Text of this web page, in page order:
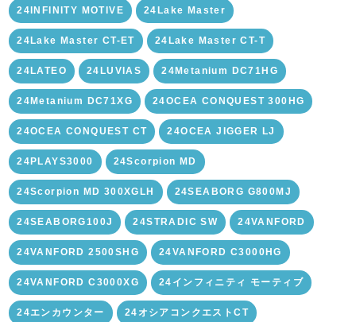
24INFINITY MOTIVE 24Lake Master
24Lake Master CT-ET 24Lake Master CT-T
24LATEO 24LUVIAS 24Metanium DC71HG
24Metanium DC71XG 24OCEA CONQUEST 300HG
24OCEA CONQUEST CT 24OCEA JIGGER LJ
24PLAYS3000 24Scorpion MD
24Scorpion MD 300XGLH 24SEABORG G800MJ
24SEABORG100J 24STRADIC SW 24VANFORD
24VANFORD 2500SHG 24VANFORD C3000HG
24VANFORD C3000XG 24インフィニティ モーティブ
24エンカウンター 24オシアコンクエストCT